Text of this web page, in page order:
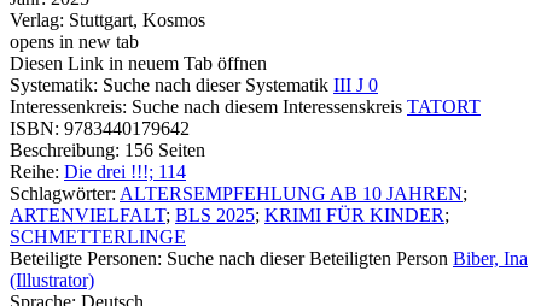
Verlag: Stuttgart, Kosmos
opens in new tab
Diesen Link in neuem Tab öffnen
Systematik: Suche nach dieser Systematik III J 0
Interessenkreis: Suche nach diesem Interessenskreis TATORT
ISBN: 9783440179642
Beschreibung: 156 Seiten
Reihe: Die drei !!!; 114
Schlagwörter: ALTERSEMPFEHLUNG AB 10 JAHREN;
ARTENVIELFALT; BLS 2025; KRIMI FÜR KINDER;
SCHMETTERLINGE
Beteiligte Personen: Suche nach dieser Beteiligten Person Biber, Ina
(Illustrator)